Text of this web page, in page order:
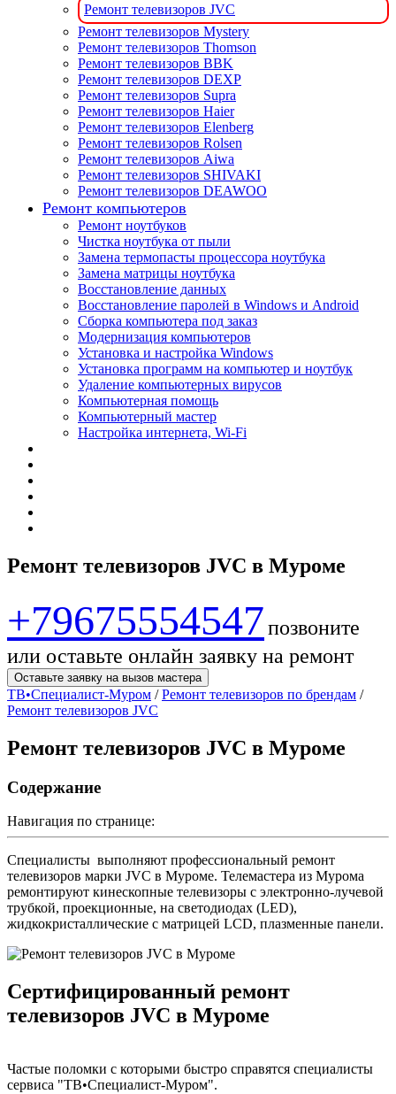
Ремонт телевизоров JVC
Ремонт телевизоров Mystery
Ремонт телевизоров Thomson
Ремонт телевизоров BBK
Ремонт телевизоров DEXP
Ремонт телевизоров Supra
Ремонт телевизоров Haier
Ремонт телевизоров Elenberg
Ремонт телевизоров Rolsen
Ремонт телевизоров Aiwa
Ремонт телевизоров SHIVAKI
Ремонт телевизоров DEAWOO
Ремонт компьютеров
Ремонт ноутбуков
Чистка ноутбука от пыли
Замена термопасты процессора ноутбука
Замена матрицы ноутбука
Восстановление данных
Восстановление паролей в Windows и Android
Сборка компьютера под заказ
Модернизация компьютеров
Установка и настройка Windows
Установка программ на компьютер и ноутбук
Удаление компьютерных вирусов
Компьютерная помощь
Компьютерный мастер
Настройка интернета, Wi-Fi
Ремонт телевизоров JVC в Муроме
+79675554547позвоните
или оставьте онлайн заявку на ремонт
Оставьте заявку на вызов мастера
ТВ•Специалист-Муром /Ремонт телевизоров по брендам /
Ремонт телевизоров JVC
Ремонт телевизоров JVC в Муроме
Содержание
Навигация по странице:
Специалисты выполняют профессиональный ремонт
телевизоров марки JVC в Муроме. Телемастера из Мурома
ремонтируют кинескопные телевизоры с электронно-лучевой
трубкой, проекционные, на светодиодах (LED),
жидкокристаллические с матрицей LCD, плазменные панели.
Сертифицированный ремонт
телевизоров JVC в Муроме
Частые поломки с которыми быстро справятся специалисты
сервиса "ТВ•Специалист-Муром".